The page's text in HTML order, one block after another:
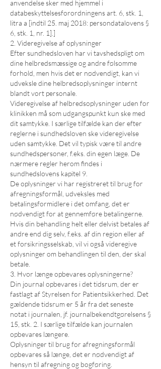
anvendelse sker med hjemmel i
databeskyttelsesforordningens art. 6, stk. 1,
litra a [indtil 25. maj 2018: persondatalovens §
6, stk. 1, nr. 1].]
2. Videregivelse af oplysninger
Efter sundhedsloven har vi tavshedspligt om
dine helbredsmæssige og andre følsomme
forhold, men hvis det er nødvendigt, kan vi
udveksle dine helbredsoplysninger internt
blandt vort personale.
Videregivelse af helbredsoplysninger uden for
klinikken må som udgangspunkt kun ske med
dit samtykke. I særlige tilfælde kan der efter
reglerne i sundhedsloven ske videregivelse
uden samtykke. Det vil typisk være til andre
sundhedspersoner, f.eks. din egen læge. De
nærmere regler herom findes i
sundhedslovens kapitel 9.
De oplysninger vi har registreret til brug for
afregningsformål, udveksles med
betalingsformidlere i det omfang, det er
nødvendigt for at gennemføre betalingerne.
Hvis din behandling helt eller delvist betales af
andre end dig selv, f.eks. af din region eller af
et forsikringsselskab, vil vi også videregive
oplysninger om behandlingen til den, der skal
betale.
3. Hvor længe opbevares oplysningerne?
Din journal opbevares i det tidsrum, der er
fastlagt af Styrelsen for Patientsikkerhed. Det
gældende tidsrum er 5 år fra det seneste
notat i journalen, jf. journalbekendtgørelsens §
15, stk. 2. I særlige tilfælde kan journalen
opbevares længere.
Oplysninger til brug for afregningsformål
opbevares så længe, det er nødvendigt af
hensyn til afregning og bogføring.